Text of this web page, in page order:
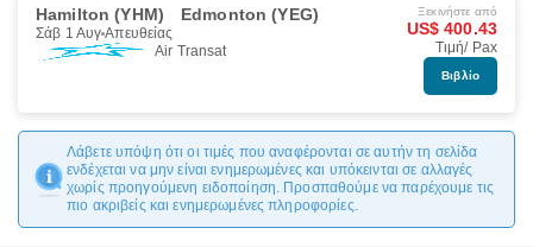
Hamilton (YHM) Edmonton (YEG)
Σάβ 1 Αυγ Απευθείας
Air Transat
Ξεκινήστε από
US$ 400.43
Τιμή/ Pax
Βιβλίο
Λάβετε υπόψη ότι οι τιμές που αναφέρονται σε αυτήν τη σελίδα
ενδέχεται να μην είναι ενημερωμένες και υπόκεινται σε αλλαγές
χωρίς προηγούμενη ειδοποίηση. Προσπαθούμε να παρέχουμε τις
πιο ακριβείς και ενημερωμένες πληροφορίες.